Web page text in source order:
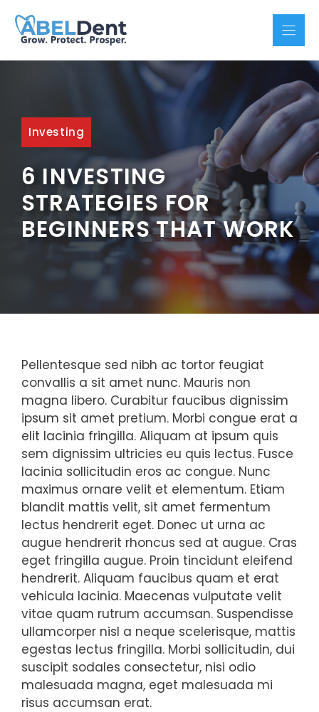
content
Investing
6 INVESTING
STRATEGIES FOR
BEGINNERS THAT WORK
Pellentesque sed nibh ac tortor feugiat
convallis a sit amet nunc. Mauris non
magna libero. Curabitur faucibus dignissim
ipsum sit amet pretium. Morbi congue erat a
elit lacinia fringilla. Aliquam at ipsum quis
sem dignissim ultricies eu quis lectus. Fusce
lacinia sollicitudin eros ac congue. Nunc
maximus ornare velit et elementum. Etiam
blandit mattis velit, sit amet fermentum
lectus hendrerit eget. Donec ut urna ac
augue hendrerit rhoncus sed at augue. Cras
eget fringilla augue. Proin tincidunt eleifend
hendrerit. Aliquam faucibus quam et erat
vehicula lacinia. Maecenas vulputate velit
vitae quam rutrum accumsan. Suspendisse
ullamcorper nisl a neque scelerisque, mattis
egestas lectus fringilla. Morbi sollicitudin, dui
suscipit sodales consectetur, nisi odio
malesuada magna, eget malesuada mi
risus accumsan erat.